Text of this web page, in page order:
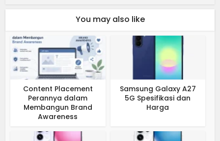
You may also like
Content Placement
Perannya dalam
Membangun Brand
Awareness
Samsung Galaxy A27
5G Spesifikasi dan
Harga